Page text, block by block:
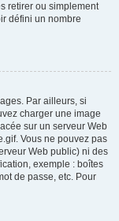
retirer ou simplement
défini un nombre
Par ailleurs, si
charger une image
sur un serveur Web
Vous ne pouvez pas
Web public) ni des
exemple : boîtes
de passe, etc. Pour